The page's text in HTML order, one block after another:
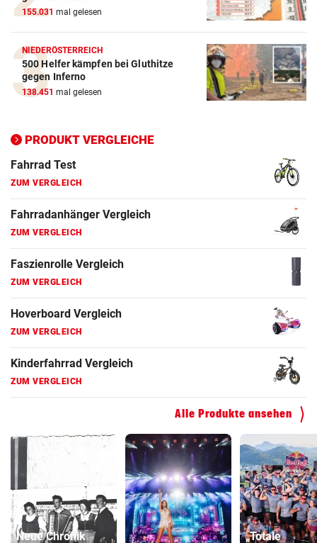
155.031 mal gelesen
NIEDERÖSTERREICH
500 Helfer kämpfen bei Gluthitze
gegen Inferno
138.451 mal gelesen
PRODUKT VERGLEICHE
E-Bike Vergleich
ZUM VERGLEICH
Elektro-Scooter Vergleich
ZUM VERGLEICH
ZUM VERGLEICH
Fahrrad Test
ZUM VERGLEICH
Fahrradanhänger Vergleich
ZUM VERGLEICH
Faszienrolle Vergleich
ZUM VERGLEICH
Hoverboard Vergleich
ZUM VERGLEICH
Kinderfahrrad Vergleich
ZUM VERGLEICH
Alle Produkte ansehen
Neue Chronik
„Totale